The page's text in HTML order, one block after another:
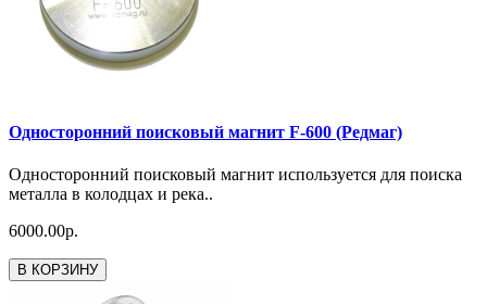
Односторонний поисковый магнит F-600 (Редмаг)
Односторонний поисковый магнит используется для поиска
металла в колодцах и река..
6000.00р.
В КОРЗИНУ